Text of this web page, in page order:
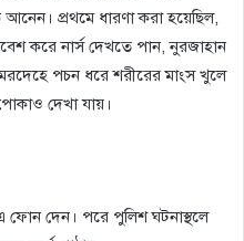
প্রথমে ধারণা করা হয়েছিল,
করে নার্স দেখতে পান, নুরজাহান
পচন ধরে শরীরের মাংস খুলে
দেখা যায়।
ফোন দেন। পরে পুলিশ ঘটনাস্থলে